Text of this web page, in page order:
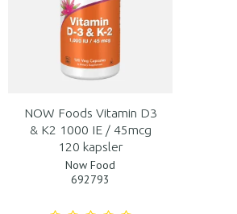
NOW Foods Vitamin D3
& K2 1000 IE / 45mcg
120 kapsler
Now Food
692793